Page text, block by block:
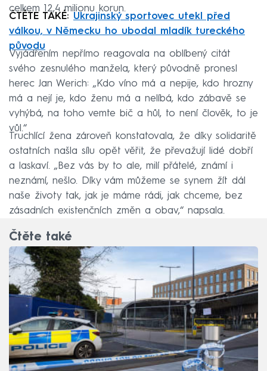
celkem 12,4 milionu korun.
ČTĚTE TAKÉ: Ukrajinský sportovec utekl před
válkou, v Německu ho ubodal mladík tureckého
původu
Vyjádřením nepřímo reagovala na oblíbený citát
svého zesnulého manžela, který původně pronesl
herec Jan Werich: „Kdo víno má a nepije, kdo hrozny
má a nejí je, kdo ženu má a nelíbá, kdo zábavě se
vyhýbá, na toho vemte bič a hůl, to není člověk, to je
vůl.“
Truchlící žena zároveň konstatovala, že díky solidaritě
ostatních našla sílu opět věřit, že převažují lidé dobří
a laskaví. „Bez vás by to ale, milí přátelé, známí i
neznámí, nešlo. Díky vám můžeme se synem žít dál
naše životy tak, jak je máme rádi, jak chceme, bez
zásadních existenčních změn a obav,“ napsala.
Čtěte také